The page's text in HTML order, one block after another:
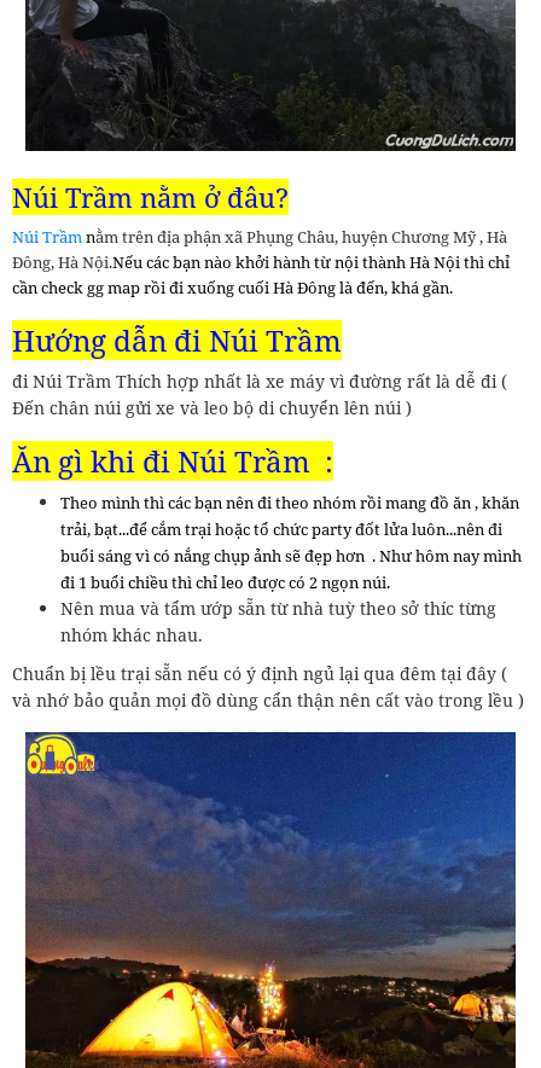
Núi Trầm nằm ở đâu?
Núi Trầmnằm trên địa phận xã Phụng Châu, huyện Chương Mỹ , Hà
Đông, Hà Nội.Nếu các bạn nào khởi hành từ nội thành Hà Nội thì chỉ
cần check gg map rồi đi xuống cuối Hà Đông là đến, khá gần.
Hướng dẫn đi Núi Trầm
đi Núi Trầm Thích hợp nhất là xe máy vì đường rất là dễ đi (
Đến chân núi gửi xe và leo bộ di chuyển lên núi )
Ăn gì khi đi Núi Trầm :
Theo mình thì các bạn nên đi theo nhóm rồi mang đồ ăn , khăn
trải, bạt...để cắm trại hoặc tổ chức party đốt lửa luôn...nên đi
buổi sáng vì có nắng chụp ảnh sẽ đẹp hơn . Như hôm nay mình
đi 1 buổi chiều thì chỉ leo được có 2 ngọn núi.
Nên mua và tẩm ướp sẵn từ nhà tuỳ theo sở thíc từng
nhóm khác nhau.
Chuẩn bị lều trại sẵn nếu có ý định ngủ lại qua đêm tại đây (
và nhớ bảo quản mọi đồ dùng cẩn thận nên cất vào trong lều )